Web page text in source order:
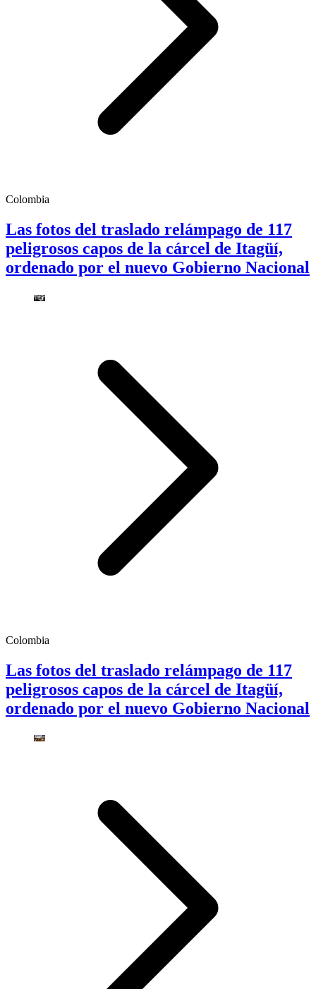
Colombia
Las fotos del traslado relámpago de 117
peligrosos capos de la cárcel de Itagüí,
ordenado por el nuevo Gobierno Nacional
Colombia
Las fotos del traslado relámpago de 117
peligrosos capos de la cárcel de Itagüí,
ordenado por el nuevo Gobierno Nacional